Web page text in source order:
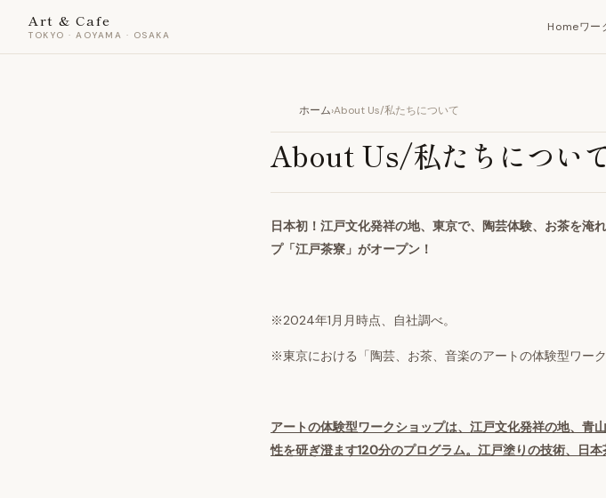
Art & Cafe
TOKYO · AOYAMA · OSAKA
Homeワー
ホーム›About Us/私たちについて
About Us/私たちについ
日本初！江戸文化発祥の地、東京で、陶芸体験、お茶を淹
プ「江戸茶寮」がオープン！
※2024年1月月時点、自社調べ。
※東京における「陶芸、お茶、音楽のアートの体験型ワーク
アートの体験型ワークショップは、江戸文化発祥の地、青
性を研ぎ澄ます120分のプログラム。 江戸塗りの技術、日本